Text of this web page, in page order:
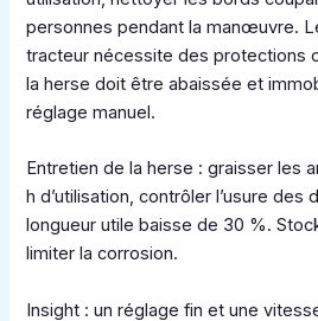
personnes pendant la manœuvre.
tracteur nécessite des protections
la herse doit être abaissée et
réglage manuel.
Entretien de la herse : graisser les
h d’utilisation, contrôler l’usure
longueur utile baisse de 30 %.
limiter la corrosion.
Insight : un réglage fin et une